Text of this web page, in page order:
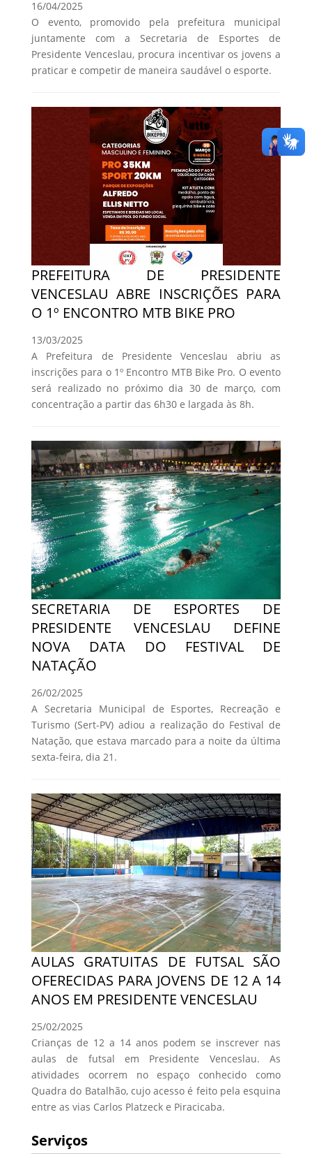
16/04/2025
O evento, promovido pela prefeitura municipal
juntamente com a Secretaria de Esportes de
Presidente Venceslau, procura incentivar os jovens a
praticar e competir de maneira saudável o esporte.
PREFEITURA DE PRESIDENTE
VENCESLAU ABRE INSCRIÇÕES PARA
O 1º ENCONTRO MTB BIKE PRO
13/03/2025
A Prefeitura de Presidente Venceslau abriu as
inscrições para o 1º Encontro MTB Bike Pro. O evento
será realizado no próximo dia 30 de março, com
concentração a partir das 6h30 e largada às 8h.
SECRETARIA DE ESPORTES DE
PRESIDENTE VENCESLAU DEFINE
NOVA DATA DO FESTIVAL DE
NATAÇÃO
26/02/2025
A Secretaria Municipal de Esportes, Recreação e
Turismo (Sert-PV) adiou a realização do Festival de
Natação, que estava marcado para a noite da última
sexta-feira, dia 21.
AULAS GRATUITAS DE FUTSAL SÃO
OFERECIDAS PARA JOVENS DE 12 A 14
ANOS EM PRESIDENTE VENCESLAU
25/02/2025
Crianças de 12 a 14 anos podem se inscrever nas
aulas de futsal em Presidente Venceslau. As
atividades ocorrem no espaço conhecido como
Quadra do Batalhão, cujo acesso é feito pela esquina
entre as vias Carlos Platzeck e Piracicaba.
Serviços